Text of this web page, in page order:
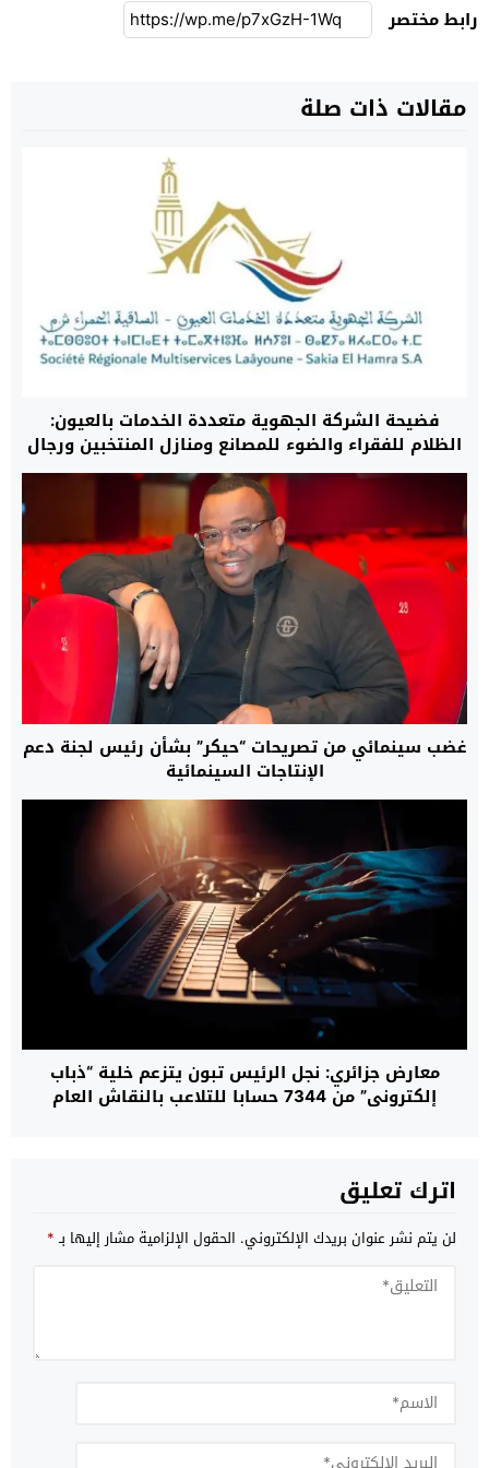
رابط مختصر
مقالات ذات صلة
فضيحة الشركة الجهوية متعددة الخدمات بالعيون:
الظلام للفقراء والضوء للمصانع ومنازل المنتخبين ورجال
الأعمال
غضب سينمائي من تصريحات “حيكر” بشأن رئيس لجنة دعم
الإنتاجات السينمائية
معارض جزائري: نجل الرئيس تبون يتزعم خلية “ذباب
إلكتروني” من 7344 حسابا للتلاعب بالنقاش العام
اترك تعليق
لن يتم نشر عنوان بريدك الإلكتروني. الحقول الإلزامية مشار إليها بـ*